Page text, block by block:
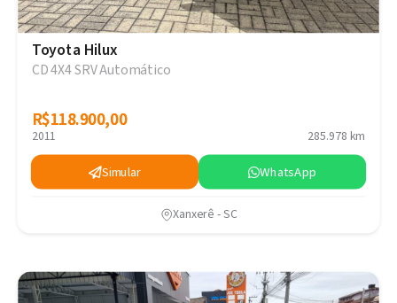
Toyota Hilux
CD 4X4 SRV Automático
R$118.900,00
R$118.900,00
2011 285.978 km
Simular WhatsApp
Xanxerê - SC